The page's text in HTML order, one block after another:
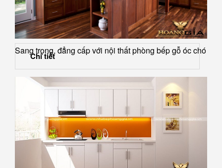
Sang trọng, đẳng cấp với nội thất phòng bếp gỗ óc chó
Chi tiết